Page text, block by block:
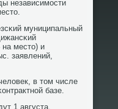
независимοсти
муниципальный
на место) и
заявлений,
в том числе
базе.
1 августа.